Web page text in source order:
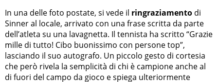
In una delle foto postate, si vede il ringraziamento di
Sinner al locale, arrivato con una frase scritta da parte
dell’atleta su una lavagnetta. Il tennista ha scritto “Grazie
mille di tutto! Cibo buonissimo con persone top”,
lasciando il suo autografo. Un piccolo gesto di cortesia
che però rivela la semplicità di chi è campione anche al
di fuori del campo da gioco e spiega ulteriormente